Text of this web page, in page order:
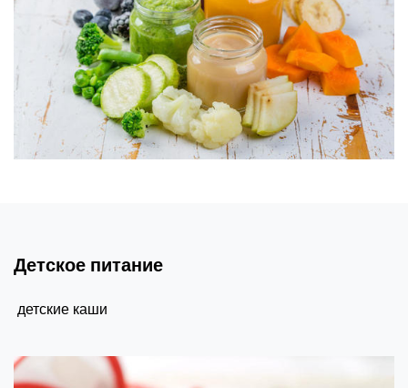
Детское питание
детские каши